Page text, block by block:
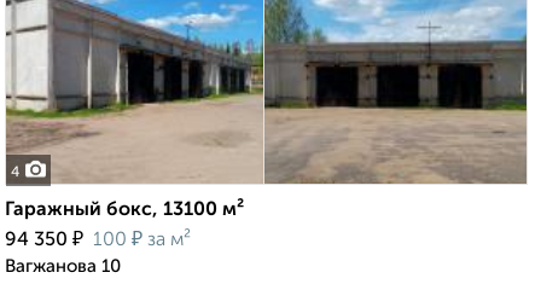
4
Гаражный бокс, 13100 м²
94 350 ₽ 100 ₽ за м²
Вагжанова 10